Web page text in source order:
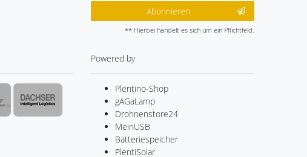
Abonnieren
** Hierbei handelt es sich um ein Pflichtfeld.
Powered by
Plentino-Shop
gAGaLamp
Drohnenstore24
MeinUSB
Batteriespeicher
PlentiSolar